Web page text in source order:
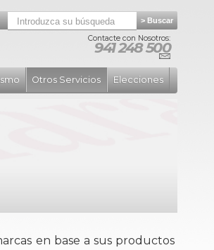
Contacte con Nosotros:
941 248 500
Otros Servicios Elecciones
en base a sus productos